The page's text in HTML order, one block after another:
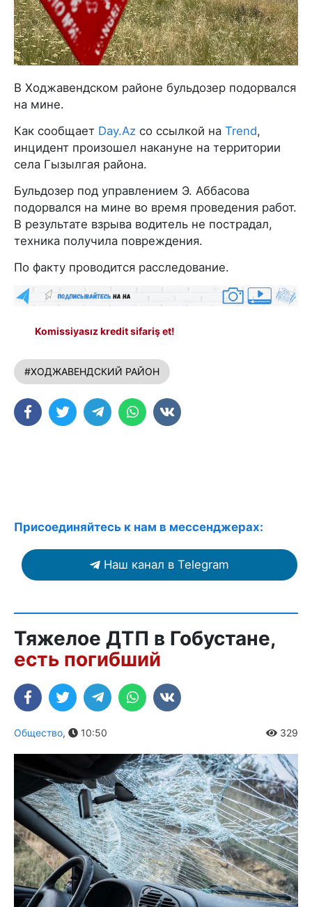
В Ходжавендском районе бульдозер подорвался
на мине.
Как сообщает Day.Az со ссылкой на Trend,
инцидент произошел накануне на территории
села Гызылгая района.
Бульдозер под управлением Э. Аббасова
подорвался на мине во время проведения работ.
В результате взрыва водитель не пострадал,
техника получила повреждения.
По факту проводится расследование.
Komissiyasız kredit sifariş et!
#ХОДЖАВЕНДСКИЙ РАЙОН
Присоединяйтесь к нам в мессенджерах:
Наш канал в Telegram
Тяжелое ДТП в Гобустане,
есть погибший
Общество, 10:50 329